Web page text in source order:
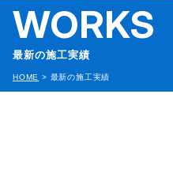
WORKS
最新の施工実績
HOME > 最新の施工実績